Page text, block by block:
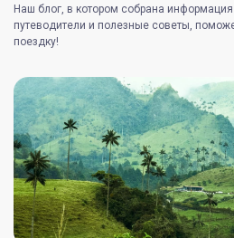
Наш блог, в котором собрана
путеводители и полезные советы,
поездку!